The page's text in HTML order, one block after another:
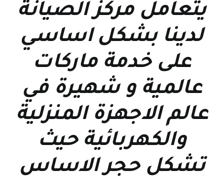
يتعامل مركز الصيانة
لدينا بشكل اساسي
على خدمة ماركات
عالمية و شهيرة في
عالم الاجهزة المنزلية
والكهربائية حيث
تشكل حجر الاساس